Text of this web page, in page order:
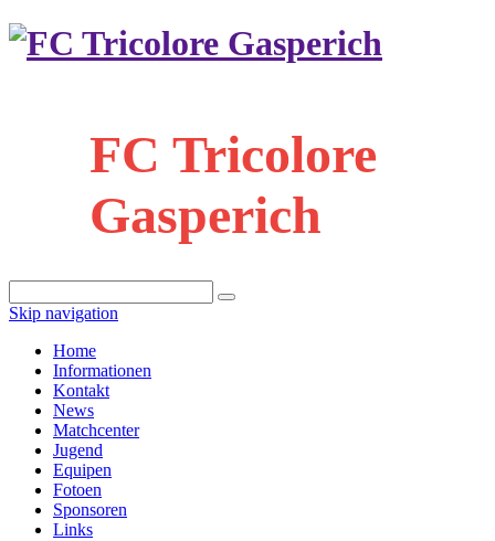
FC Tricolore
Gasperich
Skip navigation
Home
Informationen
Kontakt
News
Matchcenter
Jugend
Equipen
Fotoen
Sponsoren
Links